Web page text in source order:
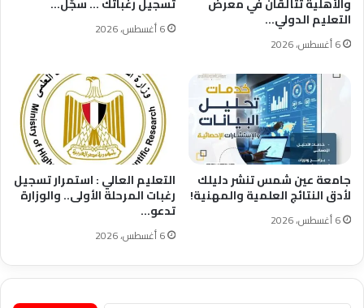
التعليم الدولي…
6 أغسطس، 2026
6 أغسطس، 2026
جامعة عين شمس تنشر دليلك
لأدق النتائج العلمية والمهنية!
6 أغسطس، 2026
التعليم العالي : استمرار تسجيل
رغبات المرحلة الأولى.. والوزارة
تدعو…
6 أغسطس، 2026